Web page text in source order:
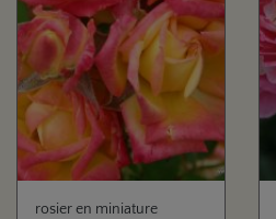
rosier en miniature